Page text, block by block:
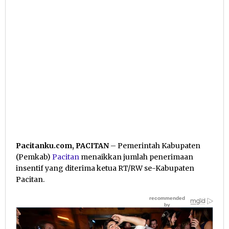
Pacitanku.com, PACITAN – Pemerintah Kabupaten
(Pemkab) Pacitan menaikkan jumlah penerimaan
insentif yang diterima ketua RT/RW se-Kabupaten
Pacitan.